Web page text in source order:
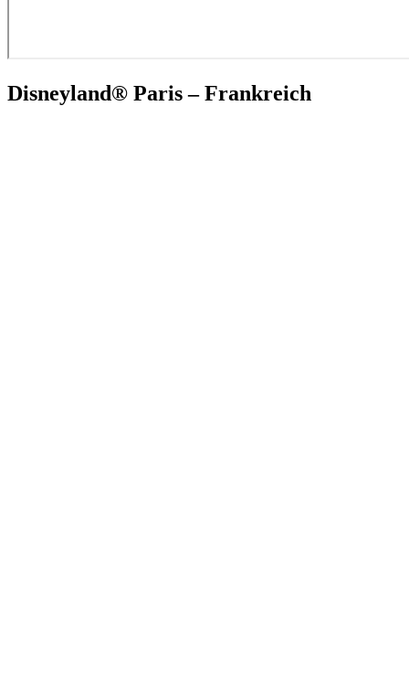
Disneyland® Paris – Frankreich